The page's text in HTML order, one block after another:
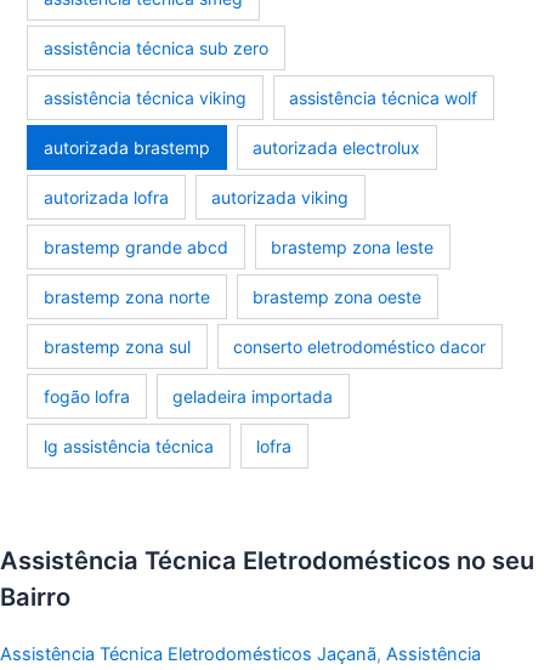
assistência técnica sub zero
assistência técnica viking assistência técnica wolf
autorizada brastemp autorizada electrolux
autorizada lofra autorizada viking
brastemp grande abcd brastemp zona leste
brastemp zona norte brastemp zona oeste
brastemp zona sul conserto eletrodoméstico dacor
fogão lofra geladeira importada
lg assistência técnica lofra
Assistência Técnica Eletrodomésticos no seu
Bairro
Assistência Técnica Eletrodomésticos Jaçanã, Assistência